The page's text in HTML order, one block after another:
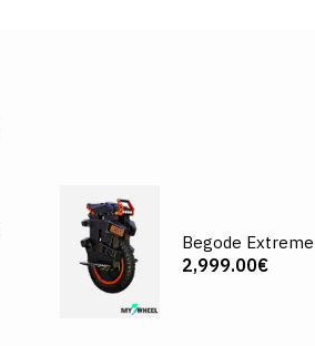
Begode Extreme
2,999.00€